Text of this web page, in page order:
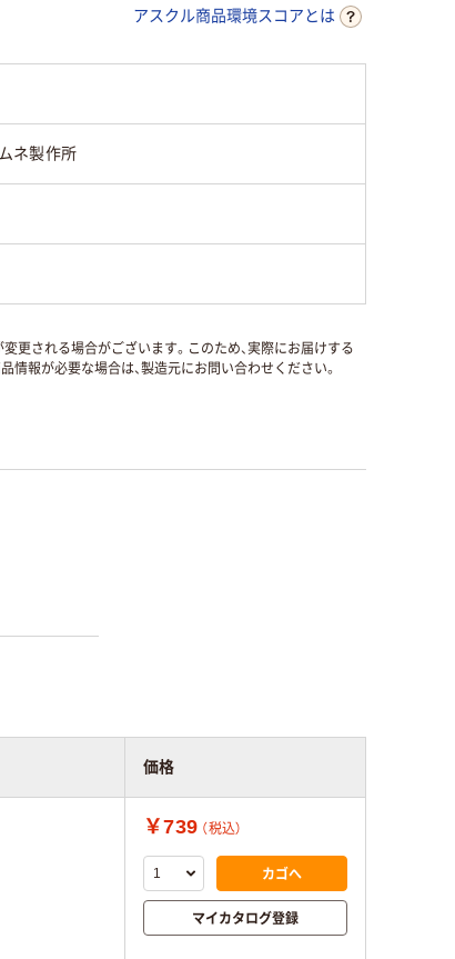
アスクル商品環境スコアとは
ネ製作所
変更される場合がございます。このため、実際にお届けする
報が必要な場合は、製造元にお問い合わせください。
価格
￥739 （税込）
カゴへ
マイカタログ登録